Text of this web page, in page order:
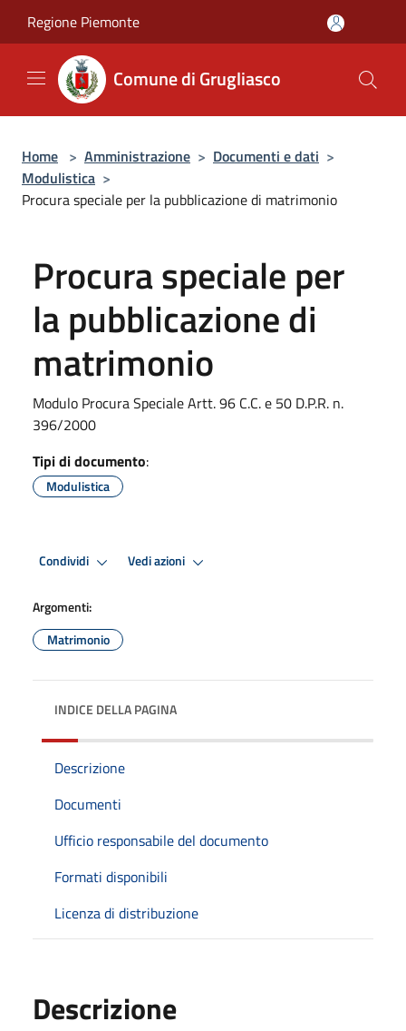
Regione Piemonte
Comune di Grugliasco
Home > Amministrazione > Documenti e dati >
Modulistica >
Procura speciale per la pubblicazione di matrimonio
Procura speciale per
la pubblicazione di
matrimonio
Modulo Procura Speciale Artt. 96 C.C. e 50 D.P.R. n.
396/2000
Tipi di documento:
Modulistica
Condividi Vedi azioni
Argomenti:
Matrimonio
INDICE DELLA PAGINA
Descrizione
Documenti
Ufficio responsabile del documento
Formati disponibili
Licenza di distribuzione
Descrizione